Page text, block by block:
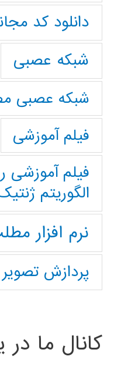
دانلود کد
شبکه عصبی
شبکه عصبی
فیلم آموزشی
فیلم آموزشی
الگوریتم
نرم افزار
پردازش تصویر
کانال ما